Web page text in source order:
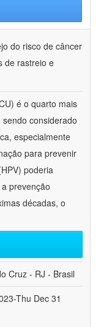
do risco de câncer
de rastreio e
é o quarto mais
considerado
especialmente
para prevenir
poderia
prevenção
décadas, o
Cruz - RJ - Brasil
Thu Dec 31